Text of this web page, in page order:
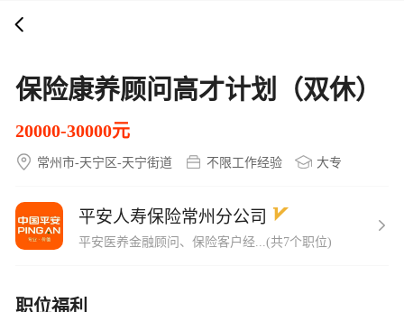
保险康养顾问高才计划（双休）
20000-30000元
常州市-天宁区-天宁街道 不限工作经验 大专
平安人寿保险常州分公司
平安医养金融顾问、保险客户经...(共7个职位)
职位福利